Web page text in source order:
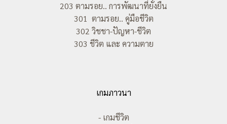
203 ตามรอย.. การพัฒนาที่ยั่งยืน
301 ตามรอย.. คู่มือชีวิต
302 วิชชา-ปัญหา-ชีวิต
303 ชีวิต และ ความตาย
เกมภาวนา
- เกมชีวิต